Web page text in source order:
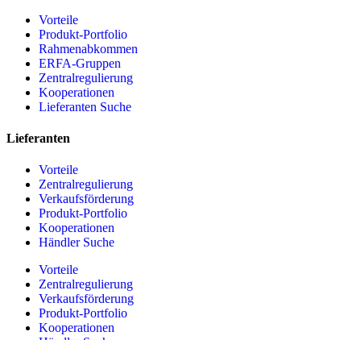
Vorteile
Produkt-Portfolio
Rahmenabkommen
ERFA-Gruppen
Zentralregulierung
Kooperationen
Lieferanten Suche
Lieferanten
Vorteile
Zentralregulierung
Verkaufsförderung
Produkt-Portfolio
Kooperationen
Händler Suche
Vorteile
Zentralregulierung
Verkaufsförderung
Produkt-Portfolio
Kooperationen